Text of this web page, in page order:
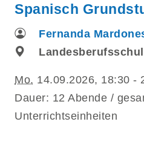
Spanisch
Fernanda
Mo. 14.09.2026, 18:30 -
Dauer: 12 Abende /
Unterrichtseinheiten